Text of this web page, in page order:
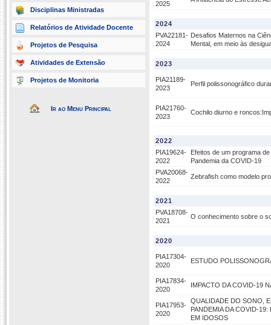
Disciplinas Ministradas
Relatórios de Atividade Docente
Projetos de Pesquisa
Atividades de Extensão
Projetos de Monitoria
Ir ao Menu Principal
2025
2024
PVA22181-
2024
Desafios Maternos na
Mental, em meio às
2023
PIA21189-
2023
Perfil polissonográfico
PIA21760-
2023
Cochilo diurno e
2022
PIA19624-
2022
Efeitos de um programa
Pandemia da COVID-19
PVA20068-
2022
Zebrafish como modelo
2021
PVA18708-
2021
O conhecimento sobre o
2020
PIA17304-
2020
ESTUDO
PIA17834-
2020
IMPACTO DA COVID-19
PIA17953-
2020
QUALIDADE DO SONO,
PANDEMIA DA COVID-
EM IDOSOS